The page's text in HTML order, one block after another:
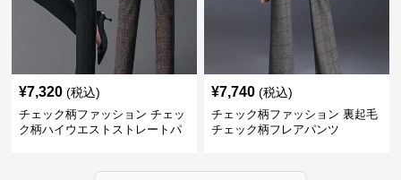
¥7,320 (税込)
チェック柄ファッション チェッ
ク柄ハイウエストストレートパ
¥7,740 (税込)
チェック柄ファッション 裏起毛
チェック柄フレアパンツ